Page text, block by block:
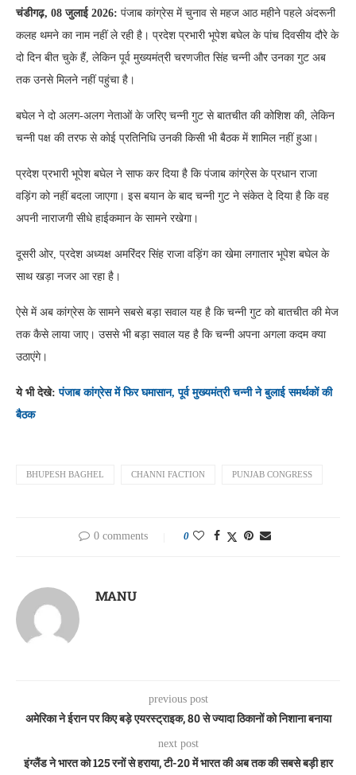
चंडीगढ़, 08 जुलाई 2026: पंजाब कांग्रेस में चुनाव से महज आठ महीने पहले अंदरूनी
कलह थमने का नाम नहीं ले रही है। प्रदेश प्रभारी भूपेश बघेल के पांच दिवसीय दौरे के
दो दिन बीत चुके हैं, लेकिन पूर्व मुख्यमंत्री चरणजीत सिंह चन्नी और उनका गुट अब
तक उनसे मिलने नहीं पहुंचा है।
बघेल ने दो अलग-अलग नेताओं के जरिए चन्नी गुट से बातचीत की कोशिश की, लेकिन
चन्नी पक्ष की तरफ से कोई प्रतिनिधि उनकी किसी भी बैठक में शामिल नहीं हुआ।
प्रदेश प्रभारी भूपेश बघेल ने साफ कर दिया है कि पंजाब कांग्रेस के प्रधान राजा
वड़िंग को नहीं बदला जाएगा। इस बयान के बाद चन्नी गुट ने संकेत दे दिया है कि वह
अपनी नाराजगी सीधे हाईकमान के सामने रखेगा।
दूसरी ओर, प्रदेश अध्यक्ष अमरिंदर सिंह राजा वड़िंग का खेमा लगातार भूपेश बघेल के
साथ खड़ा नजर आ रहा है।
ऐसे में अब कांग्रेस के सामने सबसे बड़ा सवाल यह है कि चन्नी गुट को बातचीत की मेज
तक कैसे लाया जाए। उससे भी बड़ा सवाल यह है कि चन्नी अपना अगला कदम क्या
उठाएंगे।
ये भी देखे:पंजाब कांग्रेस में फिर घमासान, पूर्व मुख्यमंत्री चन्नी ने बुलाई समर्थकों की
बैठक
BHUPESH BAGHEL CHANNI FACTION PUNJAB CONGRESS
0 comments 0
MANU
previous post
अमेरिका ने ईरान पर किए बड़े एयरस्ट्राइक, 80 से ज्यादा ठिकानों को निशाना बनाया
next post
इंग्लैंड ने भारत को 125 रनों से हराया, टी-20 में भारत की अब तक की सबसे बड़ी हार